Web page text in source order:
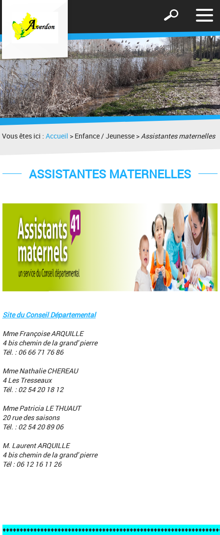
le
Afficher
formulaire
de
recherche
Vous êtes ici :Accueil > Enfance / Jeunesse >Assistantes maternelles
ASSISTANTES MATERNELLES
Site du Conseil Départemental
Mme Françoise ARQUILLE
4 bis chemin de la grand' pierre
Tél. : 06 66 71 76 86
Mme Nathalie CHEREAU
4 Les Tresseaux
Tél. : 02 54 20 18 12
Mme Patricia LE THUAUT
20 rue des saisons
Tél. : 02 54 20 89 06
M. Laurent ARQUILLE
4 bis chemin de la grand' pierre
Tél : 06 12 16 11 26